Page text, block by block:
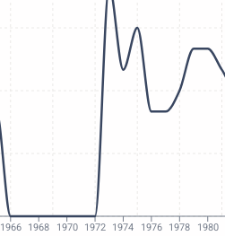
1966 1968 1970 1972 1974 1976 1978 1980